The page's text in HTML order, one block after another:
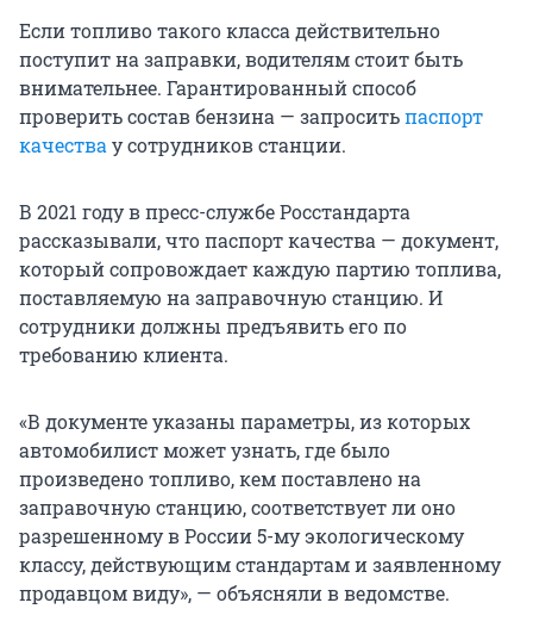
Если топливо такого класса действительно
поступит на заправки, водителям стоит быть
внимательнее. Гарантированный способ
проверить состав бензина — запроситьпаспорт
качествау сотрудников станции.
В 2021 году в пресс-службе Росстандарта
рассказывали, что паспорт качества — документ,
который сопровождает каждую партию топлива,
поставляемую на заправочную станцию. И
сотрудники должны предъявить его по
требованию клиента.
«В документе указаны параметры, из которых
автомобилист может узнать, где было
произведено топливо, кем поставлено на
заправочную станцию, соответствует ли оно
разрешенному в России 5-му экологическому
классу, действующим стандартам и заявленному
продавцом виду», — объясняли в ведомстве.